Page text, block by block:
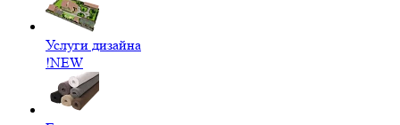
Услуги дизайна
!NEW